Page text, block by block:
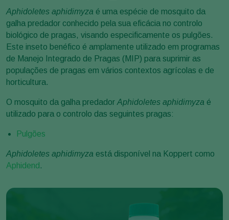
Aphidoletes aphidimyza é uma espécie de mosquito da
galha predador conhecido pela sua eficácia no controlo
biológico de pragas, visando especificamente os pulgões.
Este inseto benéfico é amplamente utilizado em programas
de Manejo Integrado de Pragas (MIP) para suprimir as
populações de pragas em vários contextos agrícolas e de
horticultura.
O mosquito da galha predador Aphidoletes aphidimyza é
utilizado para o controlo das seguintes pragas:
Pulgões
Aphidoletes aphidimyza está disponível na Koppert como
Aphidend .